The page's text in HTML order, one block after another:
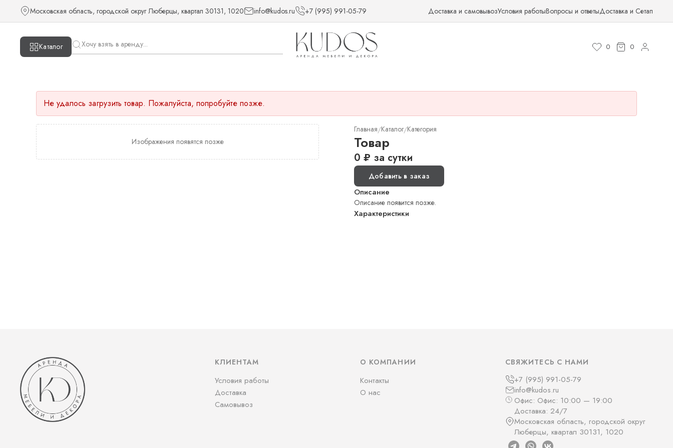
Московская область, городской округ Люберцы, квартал 30131, 1020 info@kudos.ru +7 (995) 991-05-79 Доставка и самовывозУсловия работыВопросы и ответыДоставка и Сетап
Каталог 0 0
Не удалось загрузить товар. Пожалуйста, попробуйте позже.
Изображения появятся позже
Главная/Каталог/Категория
Товар
0 ₽ за сутки
Добавить в заказ
Описание
Описание появится позже.
Характеристики
КЛИЕНТАМ
Условия работы
Доставка
Самовывоз
О КОМПАНИИ
Контакты
О нас
СВЯЖИТЕСЬ С НАМИ
+7 (995) 991-05-79
info@kudos.ru
Офис: Офис: 10:00 — 19:00
Доставка: 24/7
Московская область, городской округ
Люберцы, квартал 30131, 1020